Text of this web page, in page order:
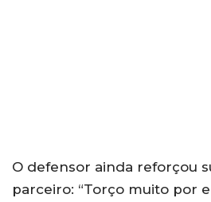
O defensor ainda reforçou
parceiro: “Torço muito por